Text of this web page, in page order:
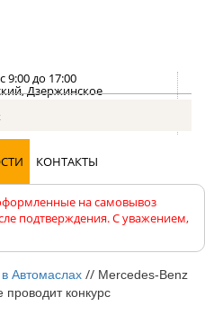
9:00 до 17:00
Дзержинское
до 17:00
КОНТАКТЫ
на самовывоз
подтверждения. С уважением,
Автомаслах // Mercedes-Benz
конкурс